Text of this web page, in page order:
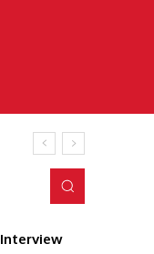
Interview